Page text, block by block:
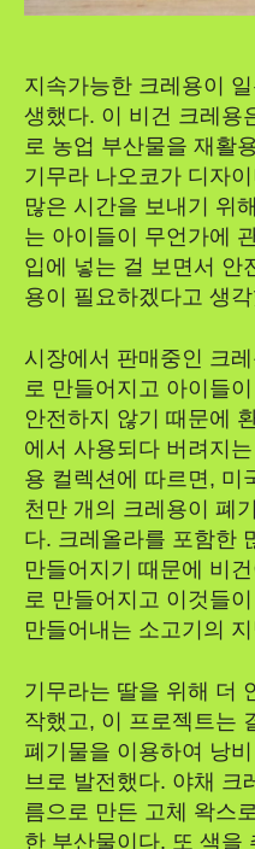
지속가능한 크레용이
생했다. 이 비건 크레용
로 농업 부산물을 재활
기무라 나오코가 디자
많은 시간을 보내기 위
는 아이들이 무언가에
입에 넣는 걸 보면서 안
용이 필요하겠다고 생
시장에서 판매중인 크
로 만들어지고 아이들
안전하지 않기 때문에
에서 사용되다 버려지
용 컬렉션에 따르면, 미
천만 개의 크레용이 폐
다. 크레올라를 포함한
만들어지기 때문에 비
로 만들어지고 이것들
만들어내는 소고기의
기무라는 딸을 위해 더
작했고, 이 프로젝트는
폐기물을 이용하여 낭
브로 발전했다. 야채 크
름으로 만든 고체 왁스
한 부산물이다. 또 색을